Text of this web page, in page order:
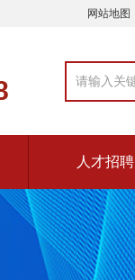
网站地图
人才招聘